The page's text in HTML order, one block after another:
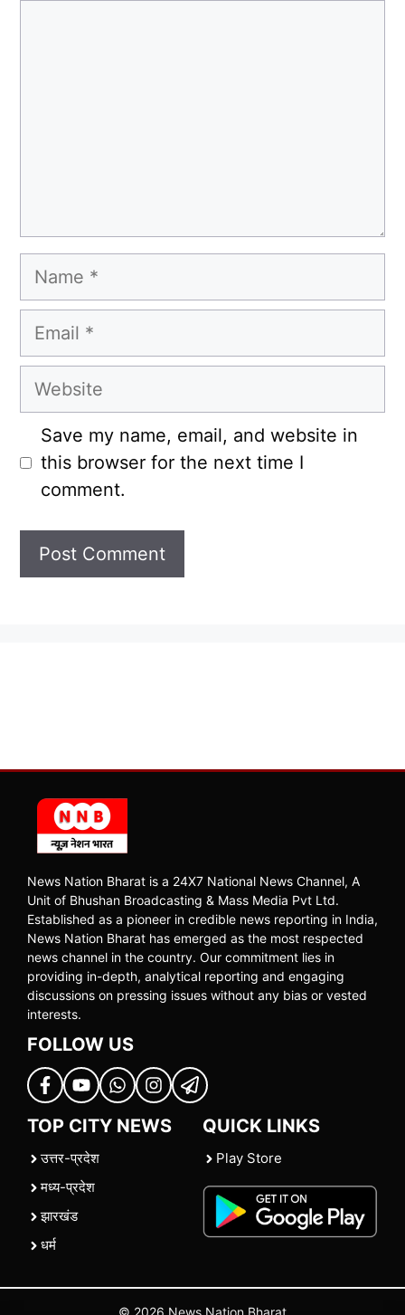
Name
Email
Website
Save my name, email, and website in
this browser for the next time I
comment.
News Nation Bharat is a 24X7 National News Channel, A
Unit of Bhushan Broadcasting & Mass Media Pvt Ltd.
Established as a pioneer in credible news reporting in India,
News Nation Bharat has emerged as the most respected
news channel in the country. Our commitment lies in
providing in-depth, analytical reporting and engaging
discussions on pressing issues without any bias or vested
interests.
FOLLOW US
TOP CITY NEWS
उत्तर-प्रदेश
मध्य-प्रदेश
झारखंड
धर्म
QUICK LINKS
Play Store